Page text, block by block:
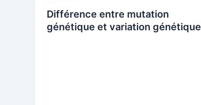
Différence entre mutation
génétique et variation génétique